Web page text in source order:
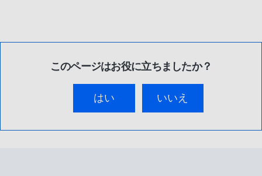
このページはお役に立ちましたか？
はい いいえ